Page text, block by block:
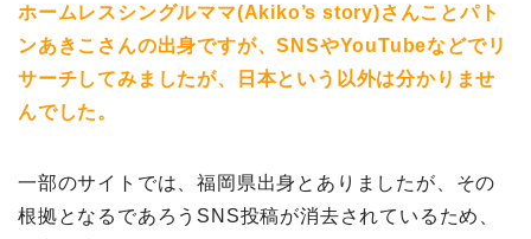
ホームレスシングルママ(Akiko’s story)さんことパト
ンあきこさんの出身ですが、SNSやYouTubeなどでリ
サーチしてみましたが、日本という以外は分かりませ
んでした。
一部のサイトでは、福岡県出身とありましたが、その
根拠となるであろうSNS投稿が消去されているため、